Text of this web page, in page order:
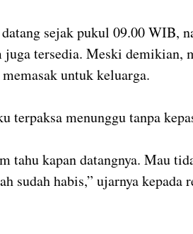
sejak pukul 09.00 WIB,
tersedia. Meski demikian,
untuk keluarga.
terpaksa menunggu tanpa
tahu kapan datangnya. Mau
sudah habis,” ujarnya kepada